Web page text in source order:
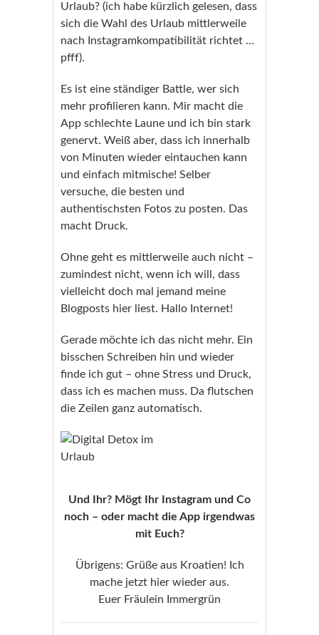
Urlaub? (ich habe kürzlich gelesen, dass
sich die Wahl des Urlaub mittlerweile
nach Instagramkompatibilität richtet …
pfff).
Es ist eine ständiger Battle, wer sich
mehr profilieren kann. Mir macht die
App schlechte Laune und ich bin stark
genervt. Weiß aber, dass ich innerhalb
von Minuten wieder eintauchen kann
und einfach mitmische! Selber
versuche, die besten und
authentischsten Fotos zu posten. Das
macht Druck.
Ohne geht es mittlerweile auch nicht –
zumindest nicht, wenn ich will, dass
vielleicht doch mal jemand meine
Blogposts hier liest. Hallo Internet!
Gerade möchte ich das nicht mehr. Ein
bisschen Schreiben hin und wieder
finde ich gut – ohne Stress und Druck,
dass ich es machen muss. Da flutschen
die Zeilen ganz automatisch.
Und Ihr? Mögt Ihr Instagram und Co
noch – oder macht die App irgendwas
mit Euch?
Übrigens: Grüße aus Kroatien! Ich
mache jetzt hier wieder aus.
Euer Fräulein Immergrün